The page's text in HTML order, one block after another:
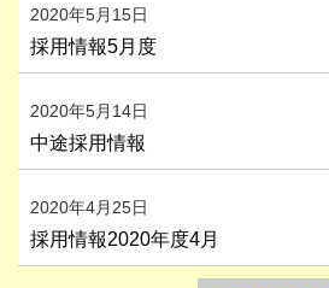
2020年5月15日
採用情報5月度
2020年5月14日
中途採用情報
2020年4月25日
採用情報2020年度4月